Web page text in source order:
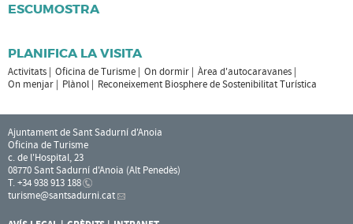
ESCUMOSTRA
PLANIFICA LA VISITA
Activitats Oficina de Turisme On dormir
Àrea d'autocaravanes
On menjar
Plànol Reconeixement Biosphere de Sostenibilitat Turística
Ajuntament de Sant Sadurní d'Anoia
Oficina de Turisme
c. de l'Hospital, 23
08770 Sant Sadurní d'Anoia (Alt Penedès)
T. +34 938 913 188
turisme@santsadurni.cat